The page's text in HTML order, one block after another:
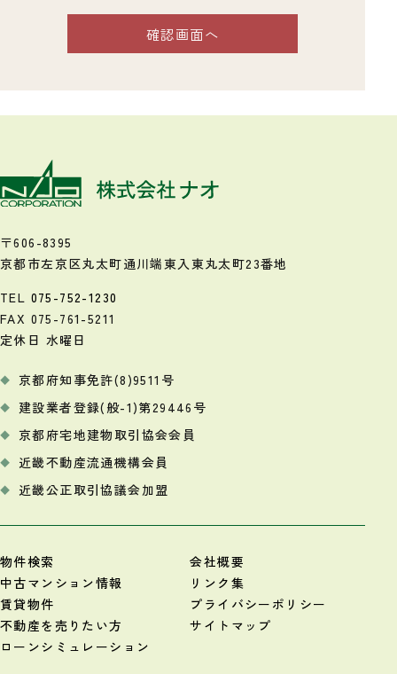
〒606-8395
京都市左京区丸太町通川端東入 東丸太町23番地
TEL 075-752-1230
FAX 075-761-5211
定休日 水曜日
京都府知事免許(8)9511号
建設業者登録(般-1)第29446号
京都府宅地建物取引協会会員
近畿不動産流通機構会員
近畿公正取引協議会加盟
物件検索
中古マンション情報
賃貸物件
不動産を売りたい方
ローンシミュレーション
会社概要
リンク集
プライバシーポリシー
サイトマップ